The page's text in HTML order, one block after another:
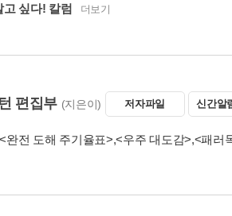
고 싶다! 칼럼 더보기
편집부 (지은이) 저자파일 신간알
<완전 도해 주기율표>,<우주 대도감>,<패러